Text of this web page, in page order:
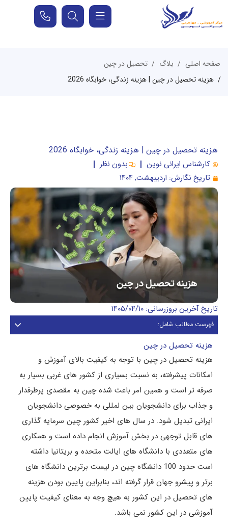
صفحه اصلی بلاگ
تحصیل در چین
هزینه تحصیل در چین | هزینه زندگی، خوابگاه 2026
هزینه تحصیل در چین | هزینه زندگی، خوابگاه 2026
کارشناس ایرانی نوین
بدون نظر
تاریخ نگارش: اردیبهشت, ۱۴۰۴
تاریخ آخرین بروزرسانی: ۱۴۰۵/۰۴/۱۰
فهرست مطالب شامل:
هزینه تحصیل در چین
هزینه تحصیل در چین با توجه به کیفیت بالای آموزش و
امکانات پیشرفته، به نسبت بسیاری از کشور های غربی بسیار به
صرفه تر است و همین امر باعث شده چین به مقصدی پرطرفدار
و جذاب برای دانشجویان بین لمللی به خصوصی دانشجویان
ایرانی تبدیل شود. در سال های اخیر کشور چین سرمایه گذاری
های قابل توجهی در بخش آموزش انجام داده است و همکاری
های متعددی با دانشگاه های ایالت متحده و بریتانیا داشته
است حدود 100 دانشگاه چین در لیست برترین دانشگاه های
برتر و پیشرو جهان قرار گرفته اند، بنابراین پایین بودن هزینه
های تحصیل در این کشور به هیچ وجه به معنای کیفیت پایین
آموزشی در این کشور نمی باشد.